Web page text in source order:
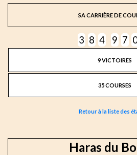
SA CARRIÈRE DE
3 8 4 9 7
9 VICTOIRES
35 COURSES
Retour à la liste des
Haras du